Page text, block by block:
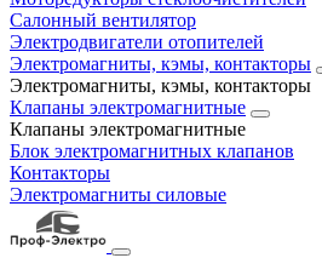
Салонный вентилятор
Электродвигатели отопителей
Электромагниты, кэмы, контакторы
Электромагниты, кэмы, контакторы
Клапаны электромагнитные
Клапаны электромагнитные
Блок электромагнитных клапанов
Контакторы
Электромагниты силовые